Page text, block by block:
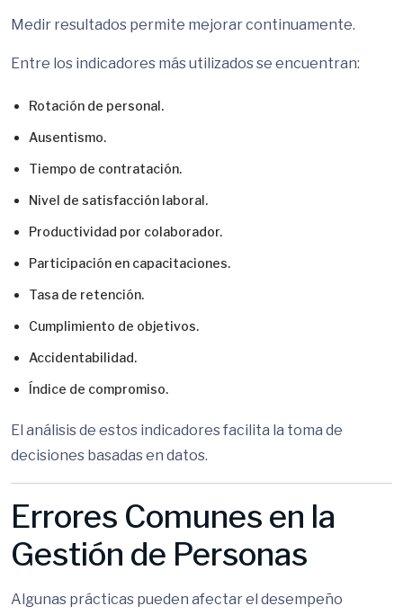
Medir resultados permite mejorar continuamente.
Entre los indicadores más utilizados se encuentran:
Rotación de personal.
Ausentismo.
Tiempo de contratación.
Nivel de satisfacción laboral.
Productividad por colaborador.
Participación en capacitaciones.
Tasa de retención.
Cumplimiento de objetivos.
Accidentabilidad.
Índice de compromiso.
El análisis de estos indicadores facilita la toma de
decisiones basadas en datos.
Errores Comunes en la
Gestión de Personas
Algunas prácticas pueden afectar el desempeño